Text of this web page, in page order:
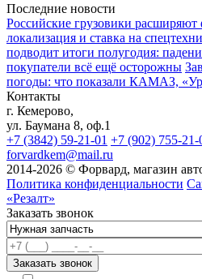
Последние новости
Российские грузовики
локализация и ставка на
подводит итоги полугодия:
покупатели всё ещё осторожны
погоды: что показали КАМАЗ,
Контакты
г. Кемерово,
ул. Баумана 8, оф.1
+7 (3842) 59-21-01 +7 (902) 755-21-
forvardkem@mail.ru
2014-2026 © Форвард, магазин
Политика конфиденциальности
«Резалт»
Заказать звонок